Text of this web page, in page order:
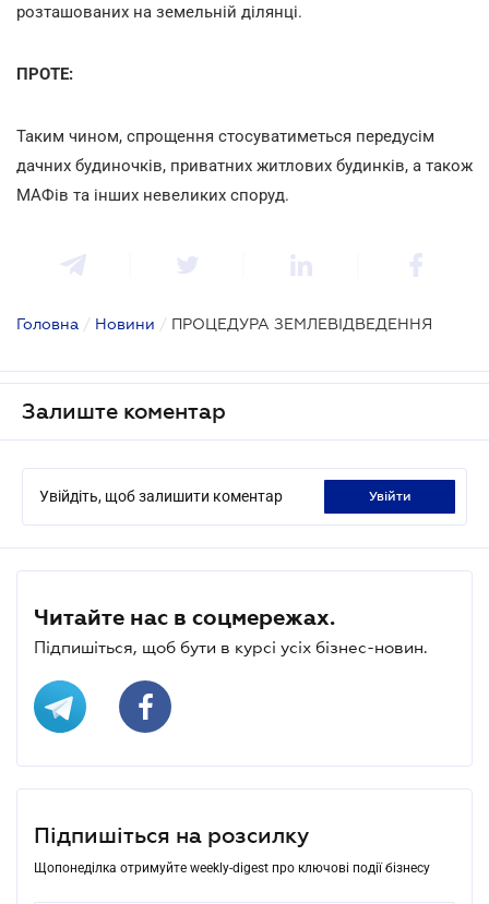
розташованих на земельній ділянці.
ПРОТЕ:
Таким чином, спрощення стосуватиметься передусім
дачних будиночків, приватних житлових будинків, а також
МАФів та інших невеликих споруд.
Головна / Новини / ПРОЦЕДУРА ЗЕМЛЕВІДВЕДЕННЯ
Залиште коментар
Увійдіть, щоб залишити коментар увійти
Читайте нас в соцмережах.
Підпишіться, щоб бути в курсі усіх бізнес-новин.
Підпишіться на розсилку
Щопонеділка отримуйте weekly-digest про ключові події бізнесу